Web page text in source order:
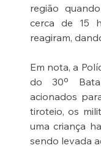
região
cerca de 15
reagiram,
Em nota, a
do 30º
acionados
tiroteio, os
uma criança
sendo levada